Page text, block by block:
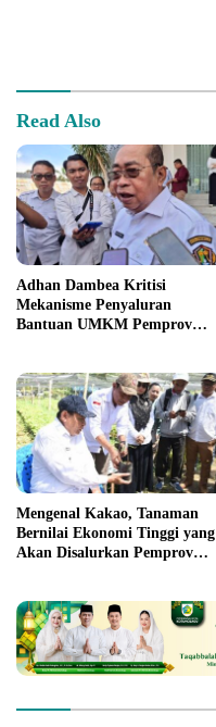
Read Also
Adhan Dambea Kritisi
Mekanisme Penyaluran
Bantuan UMKM Pemprov
Mengenal Kakao, Tanaman
Bernilai Ekonomi Tinggi yang
Akan Disalurkan Pemprov